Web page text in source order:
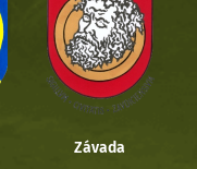
Závada